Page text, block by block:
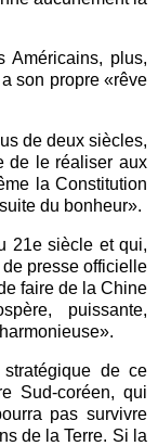
Américains, plus,
son propre «rêve
de deux siècles,
de le réaliser aux
la Constitution
du bonheur».
21e siècle et qui,
presse officielle
faire de la Chine
puissante,
de ce
Sud-coréen, qui
pas survivre
de la Terre. Si la